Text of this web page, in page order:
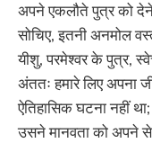
अपने एकलौते पुत्र को देने
सोचिए, इतनी अनमोल
यीशु, परमेश्वर के पुत्र,
अंततः हमारे लिए अपना
ऐतिहासिक घटना नहीं
उसने मानवता को अपने से